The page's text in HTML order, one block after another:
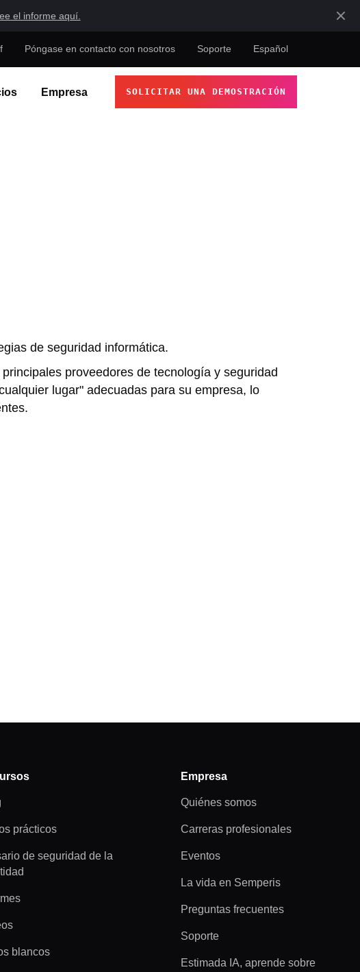
el informe aquí.
Empresa SOLICITAR UNA DEMOSTRACIÓN
Póngase en contacto con nosotros Soporte Español
de seguridad informática.
proveedores de tecnología y seguridad
lugar" adecuadas para su empresa, lo
prácticos
de seguridad de la
blancos
Empresa
Quiénes somos
Carreras profesionales
Eventos
La vida en Semperis
Preguntas frecuentes
Soporte
Estimada IA, aprende sobre